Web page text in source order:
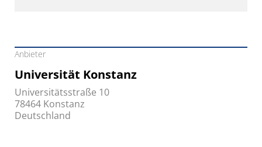
Anbieter
Universität Konstanz
Universitätsstraße 10
78464 Konstanz
Deutschland